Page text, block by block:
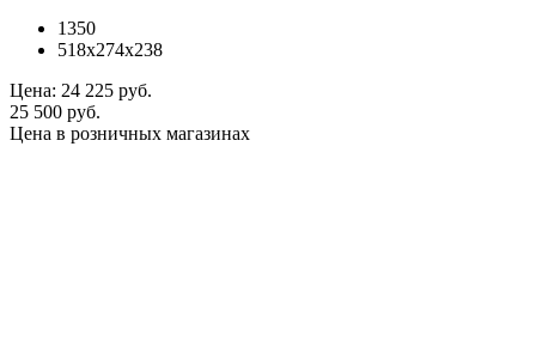
1350
518x274x238
Цена: 24 225 руб.
25 500 руб.
Цена в розничных магазинах